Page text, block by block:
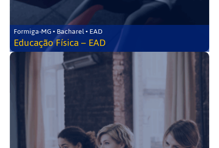
Formiga-MG • Bacharel • EAD
Educação Física – EAD